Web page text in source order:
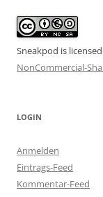
Sneakpod is
NonCommercial-
LOGIN
Anmelden
Eintrags-Feed
Kommentar-Feed